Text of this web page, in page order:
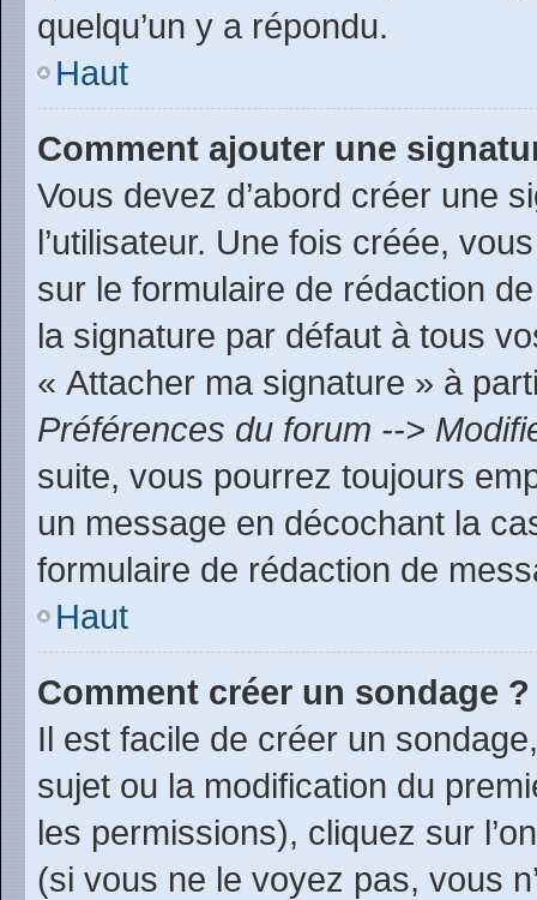
quelqu’un y a répondu.
Haut
Comment ajouter une
Vous devez d’abord créer une
l’utilisateur. Une fois créée,
sur le formulaire de rédaction
la signature par défaut à tous
« Attacher ma signature » à
Préférences du forum -->
suite, vous pourrez toujours
un message en décochant la
formulaire de rédaction de
Haut
Comment créer un sondage ?
Il est facile de créer un
sujet ou la modification du
les permissions), cliquez sur
(si vous ne le voyez pas, vous